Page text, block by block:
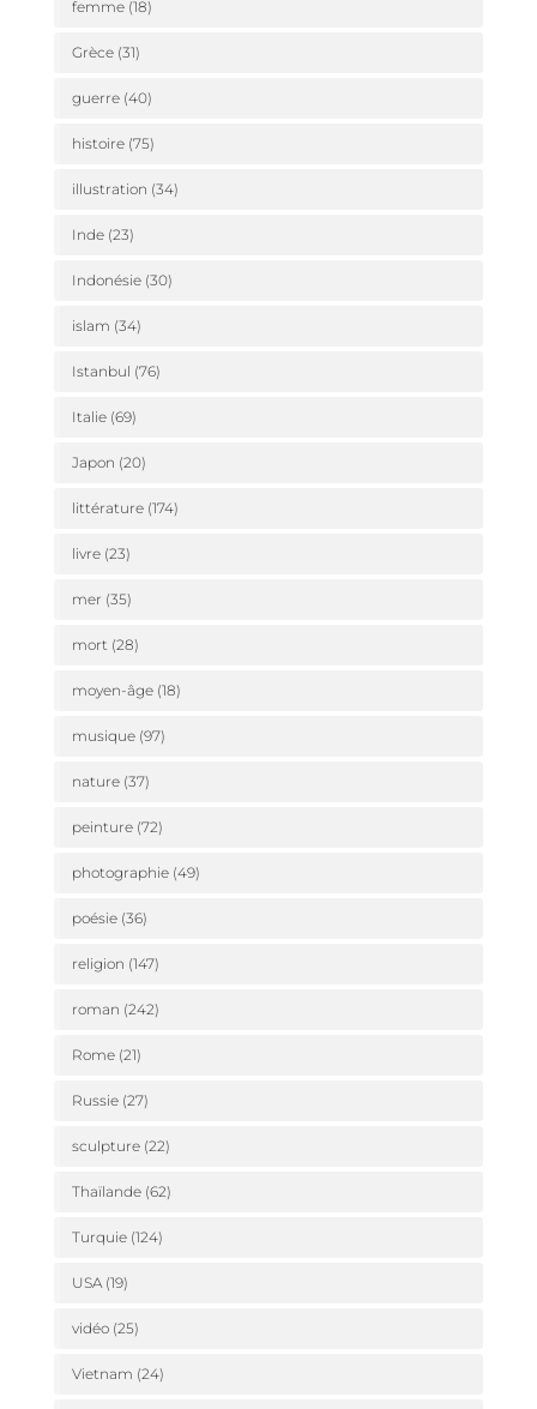
femme(18)
Grèce(31)
guerre(40)
histoire(75)
illustration (34)
Inde(23)
Indonésie(30)
islam (34)
Istanbul (76)
Italie(69)
Japon (20)
littérature(174)
livre(23)
mer (35)
mort(28)
moyen-âge(18)
musique(97)
nature(37)
peinture(72)
photographie(49)
poésie(36)
religion (147)
roman (242)
Rome(21)
Russie(27)
sculpture(22)
Thaïlande(62)
Turquie(124)
USA(19)
vidéo(25)
Vietnam (24)